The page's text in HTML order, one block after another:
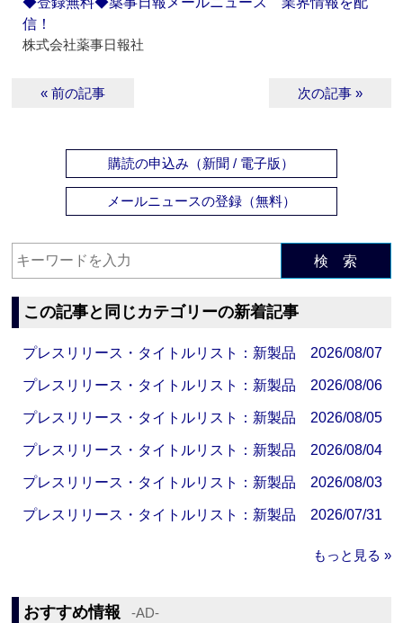
信！
株式会社薬事日報社
« 前の記事 次の記事 »
購読の申込み（新聞 / 電子版）
メールニュースの登録（無料）
検 索
この記事と同じカテゴリーの新着記事
プレスリリース・タイトルリスト：新製品 2026/08/07
プレスリリース・タイトルリスト：新製品 2026/08/06
プレスリリース・タイトルリスト：新製品 2026/08/05
プレスリリース・タイトルリスト：新製品 2026/08/04
プレスリリース・タイトルリスト：新製品 2026/08/03
プレスリリース・タイトルリスト：新製品 2026/07/31
もっと見る »
おすすめ情報 ‐AD‐